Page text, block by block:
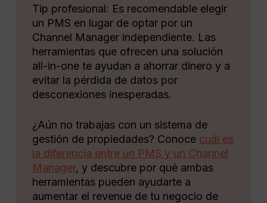
Tip profesional: Es recomendable elegir
un PMS en lugar de optar por un
Channel Manager independiente. Las
herramientas que ofrecen una solución
all-in-one te ayudan a ahorrar dinero y a
evitar la pérdida de datos por
desconexiones inesperadas.
¿Aún no trabajas con un sistema de
gestión de propiedades? Conoce cuál es
la diferencia entre un PMS y un Channel
Manager, y descubre por qué ambas
herramientas pueden ayudarte a
aumentar el revenue de tu negocio de